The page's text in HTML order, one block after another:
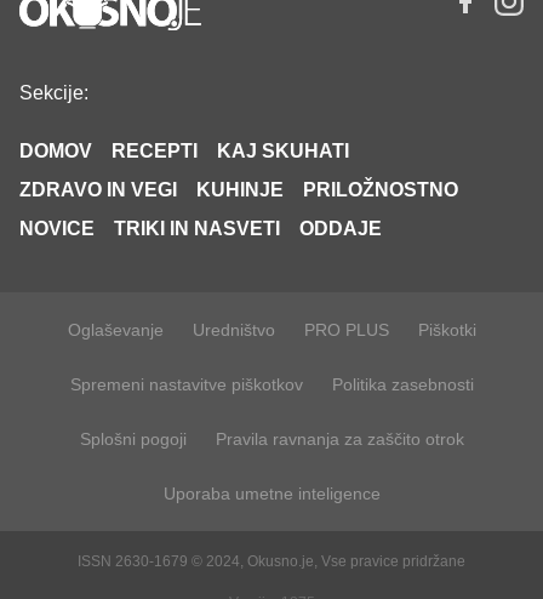
Sekcije:
DOMOV RECEPTI
KAJ SKUHATI
ZDRAVO IN VEGI
KUHINJE
PRILOŽNOSTNO
NOVICE
TRIKI IN NASVETI ODDAJE
Oglaševanje Uredništvo PRO PLUS Piškotki
Spremeni nastavitve piškotkov Politika zasebnosti
Splošni pogoji Pravila ravnanja za zaščito otrok
Uporaba umetne inteligence
ISSN 2630-1679 © 2024, Okusno.je, Vse pravice pridržane